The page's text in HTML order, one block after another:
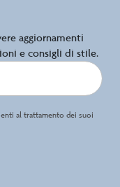
aggiornamenti
e consigli di stile.
al trattamento dei suoi